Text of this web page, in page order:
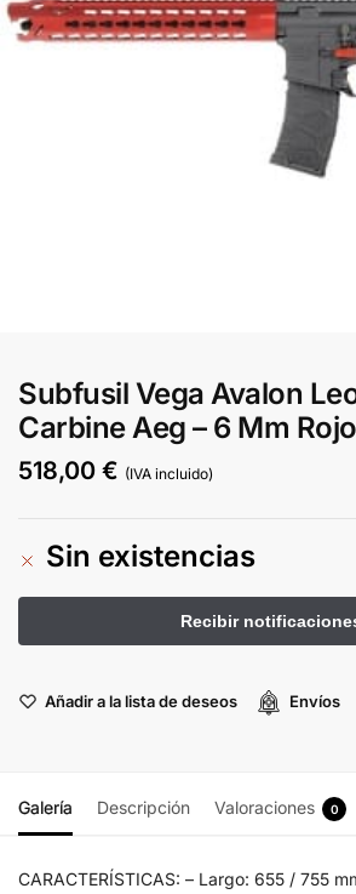
Subfusil Vega Avalon
Carbine Aeg – 6 Mm
518,00 € (IVA incluido)
Sin existencias
Añadir a la lista de deseos Envíos
Galería Descripción Valoraciones 0
CARACTERÍSTICAS: – Largo: 655 / 755